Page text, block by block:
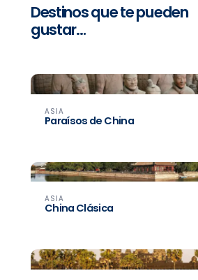
Destinos que te pueden
gustar…
ASIA
Paraísos de China
ASIA
China Clásica